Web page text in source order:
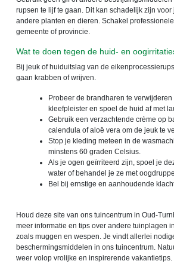
rupsen te lijf te gaan. Dit kan schadelijk zijn
andere planten en dieren. Schakel
gemeente of provincie.
Wat te doen tegen de huid- en
Bij jeuk of huiduitslag van de
gaan krabben of wrijven.
Probeer de brandharen te
kleefpleister en spoel de huid af met
Gebruik een verzachtende crème op
calendula of aloë vera om de jeuk te
Stop je kleding meteen in de
minstens 60 graden Celsius.
Als je ogen geïrriteerd zijn, spoel je
water of behandel je ze met
Bel bij ernstige en aanhoudende
Houd deze site van ons tuincentrum in Oud-
meer informatie en tips over andere tuinplagen
zoals muggen en wespen. Je vindt allerlei
beschermingsmiddelen in ons tuincentrum.
weer volop vrolijke en inspirerende vakantietips.